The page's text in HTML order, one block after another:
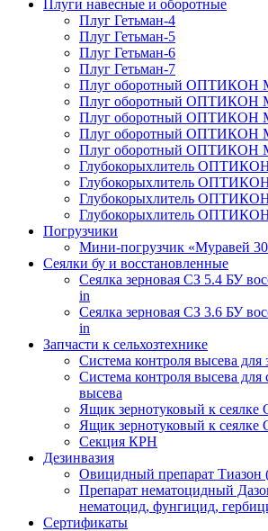
Плуги навесные и оборотные
Плуг Гетьман-4
Плуг Гетьман-5
Плуг Гетьман-6
Плуг Гетьман-7
Плуг оборотный ОПТИКОН
Плуг оборотный ОПТИКОН
Плуг оборотный ОПТИКОН
Плуг оборотный ОПТИКОН
Плуг оборотный ОПТИКОН
Глубокорыхлитель
Глубокорыхлитель
Глубокорыхлитель
Глубокорыхлитель
Погрузчики
Мини-погрузчик «Муравей
Сеялки бу и восстановленные
Сеялка зерновая СЗ 5.4 БУ
in
Сеялка зерновая СЗ 3.6 БУ
in
Запчасти к сельхозтехнике
Система контроля высева для
Система контроля высева для
высева
Ящик зернотуковый к сеялке
Ящик зернотуковый к сеялке
Секция КРН
Дезинвазия
Овицидный препарат Тиазон
Препарат нематоцидный
нематоцид, фунгицид,
Сертификаты